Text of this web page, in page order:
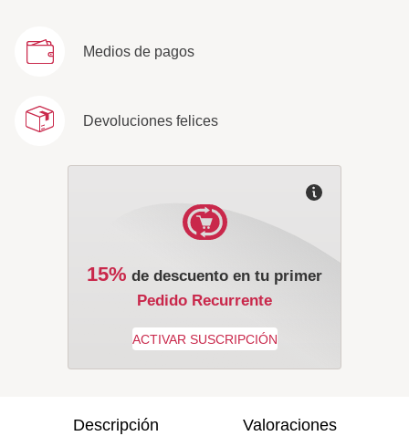
Medios de pagos
Devoluciones felices
15% de descuento en tu primer
Pedido Recurrente
Descripción Valoraciones